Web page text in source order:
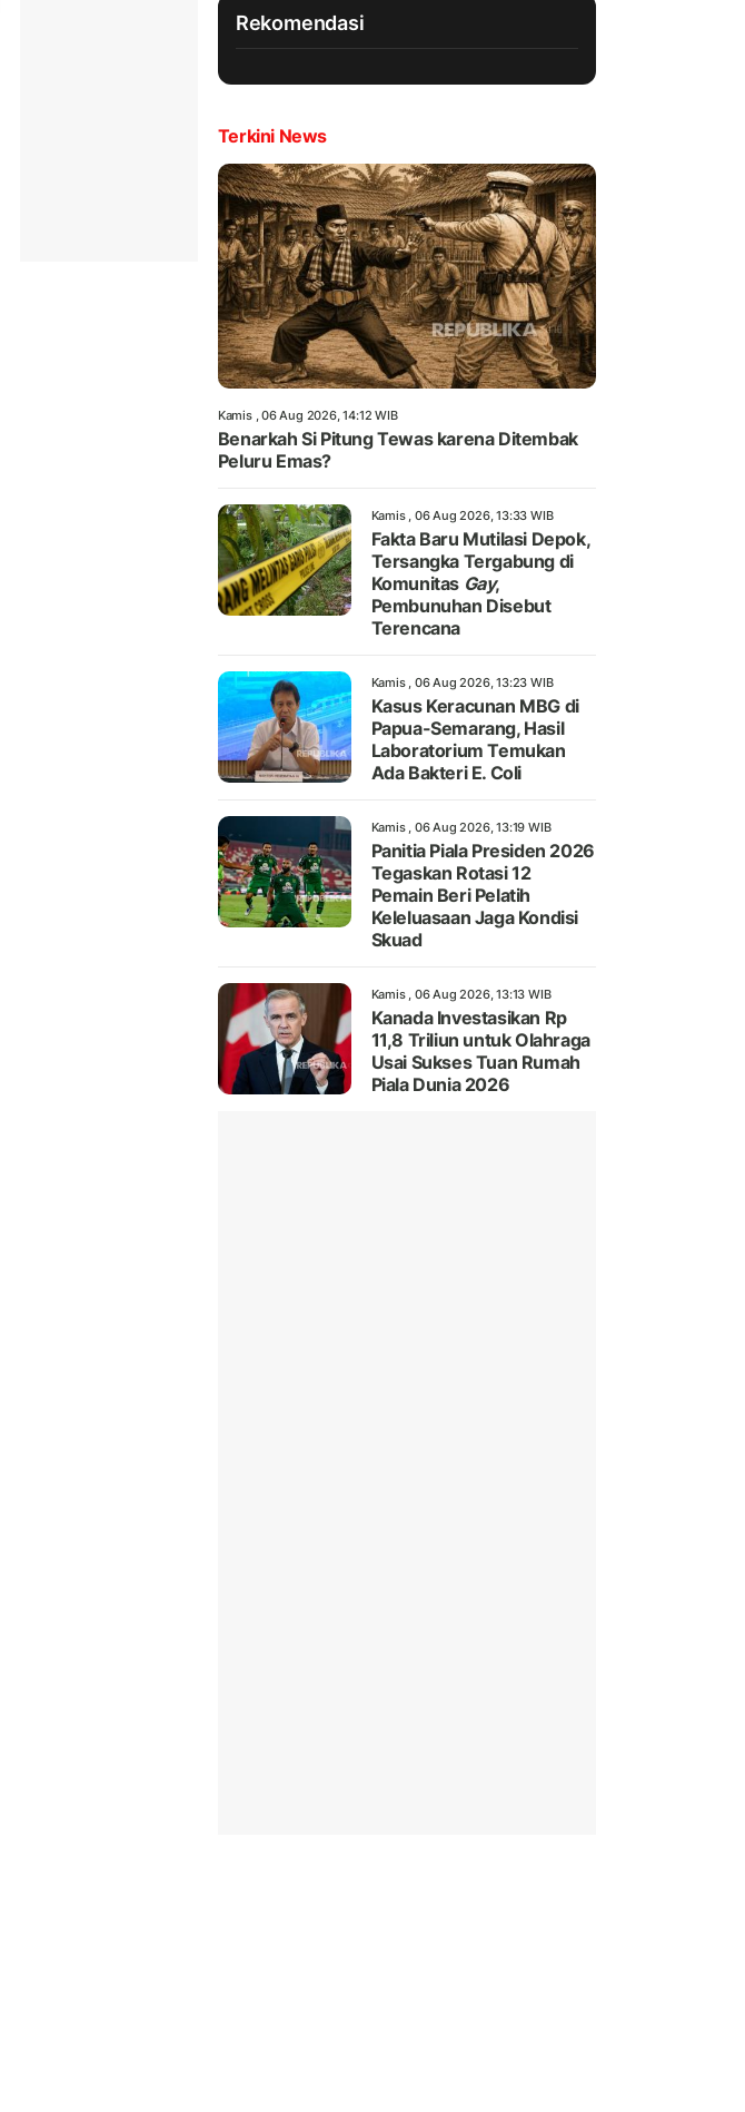
Rekomendasi
Terkini News
Kamis , 06 Aug 2026, 14:12 WIB
Benarkah Si Pitung Tewas karena Ditembak
Peluru Emas?
Kamis , 06 Aug 2026, 13:33 WIB
Fakta Baru Mutilasi Depok,
Tersangka Tergabung di
Komunitas Gay,
Pembunuhan Disebut
Terencana
Kamis , 06 Aug 2026, 13:23 WIB
Kasus Keracunan MBG di
Papua-Semarang, Hasil
Laboratorium Temukan
Ada Bakteri E. Coli
Kamis , 06 Aug 2026, 13:19 WIB
Panitia Piala Presiden 2026
Tegaskan Rotasi 12
Pemain Beri Pelatih
Keleluasaan Jaga Kondisi
Skuad
Kamis , 06 Aug 2026, 13:13 WIB
Kanada Investasikan Rp
11,8 Triliun untuk Olahraga
Usai Sukses Tuan Rumah
Piala Dunia 2026